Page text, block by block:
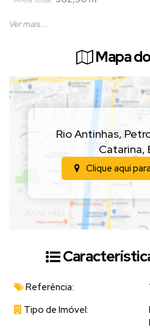
Valor:R$ 130.000,00
(Valor sujeito a alteração sem aviso
📲Entre em contato para mais
uma visita!
Ver mais...
Mapa
Rio Antinhas,
Catarina,
Clique aqui
Referência:
Tipo de Imóvel: